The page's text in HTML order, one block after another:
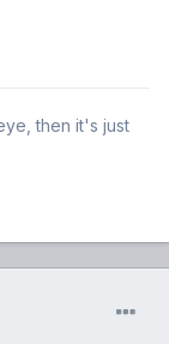
then it's just